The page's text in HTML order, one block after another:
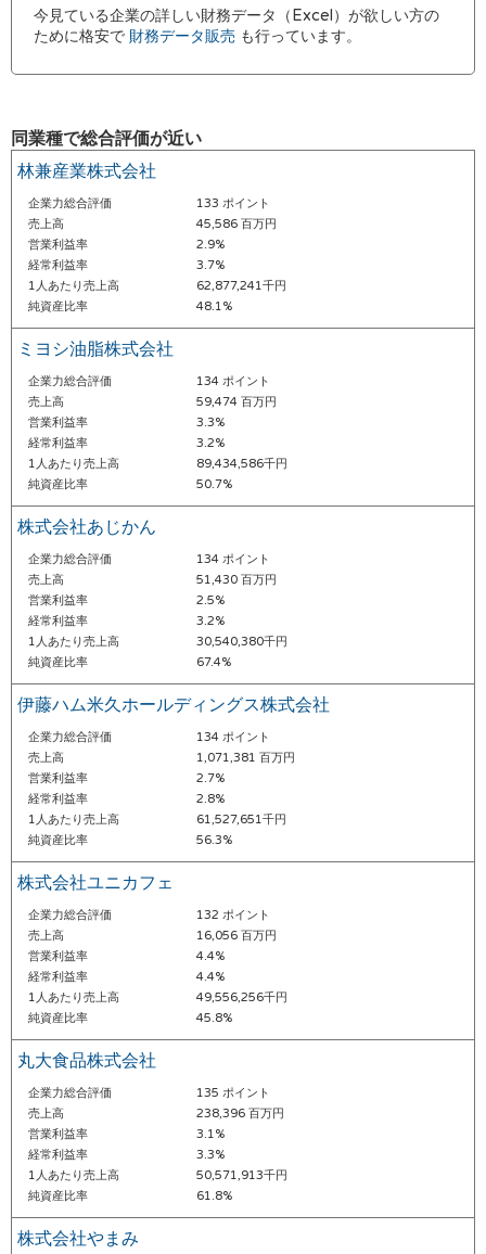
今見ている企業の詳しい財務データ（Excel）が欲しい方の
ために格安で 財務データ販売 も行っています。
同業種で総合評価が近い
林兼産業株式会社
企業力総合評価
133 ポイント
売上高
45,586 百万円
営業利益率
2.9%
経常利益率
3.7%
1人あたり売上高
62,877,241千円
純資産比率
48.1%
ミヨシ油脂株式会社
企業力総合評価
134 ポイント
売上高
59,474 百万円
営業利益率
3.3%
経常利益率
3.2%
1人あたり売上高
89,434,586千円
純資産比率
50.7%
株式会社あじかん
企業力総合評価
134 ポイント
売上高
51,430 百万円
営業利益率
2.5%
経常利益率
3.2%
1人あたり売上高
30,540,380千円
純資産比率
67.4%
伊藤ハム米久ホールディングス株式会社
企業力総合評価
134 ポイント
売上高
1,071,381 百万円
営業利益率
2.7%
経常利益率
2.8%
1人あたり売上高
61,527,651千円
純資産比率
56.3%
株式会社ユニカフェ
企業力総合評価
132 ポイント
売上高
16,056 百万円
営業利益率
4.4%
経常利益率
4.4%
1人あたり売上高
49,556,256千円
純資産比率
45.8%
丸大食品株式会社
企業力総合評価
135 ポイント
売上高
238,396 百万円
営業利益率
3.1%
経常利益率
3.3%
1人あたり売上高
50,571,913千円
純資産比率
61.8%
株式会社やまみ